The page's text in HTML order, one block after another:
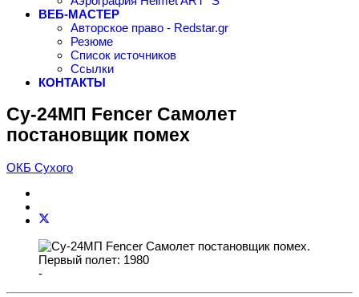
ВЕБ-МАСТЕР
Авторское право - Redstar.gr
Резюме
Список источников
Ссылки
КОНТАКТЫ
Су-24МП Fencer Самолет
постановщик помех
ОКБ Сухого
-